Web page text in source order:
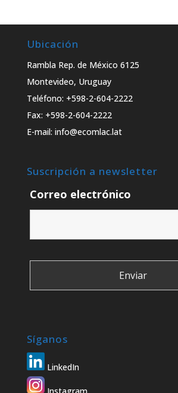
Ubicación
Rambla Rep. de México 6125
Montevideo, Uruguay
Teléfono: +598-2-604-2222
Fax: +598-2-604-2222
E-mail: info@ecomlac.lat
Suscripción a newsletter
Correo electrónico
Síganos
LinkedIn